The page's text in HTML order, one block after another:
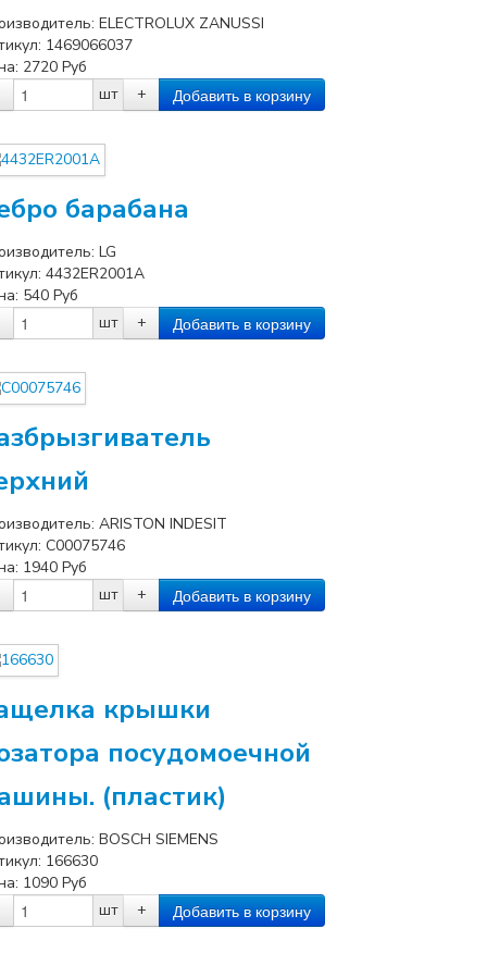
ELECTROLUX ZANUSSI
1469066037
2720 Руб
шт
+
барабана
LG
4432ER2001A
540 Руб
шт
+
ARISTON INDESIT
C00075746
1940 Руб
шт
+
крышки
посудомоечной
(пластик)
BOSCH SIEMENS
166630
1090 Руб
шт
+